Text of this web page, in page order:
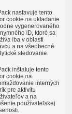
nastavuje tento
cookie na ukladanie
vygenerovaného
ID, ktoré sa
iba v oblasti
a na všeobecné
sledovanie.
inštaluje tento
cookie na
interných
pre aktivitu
a na
používateľskej